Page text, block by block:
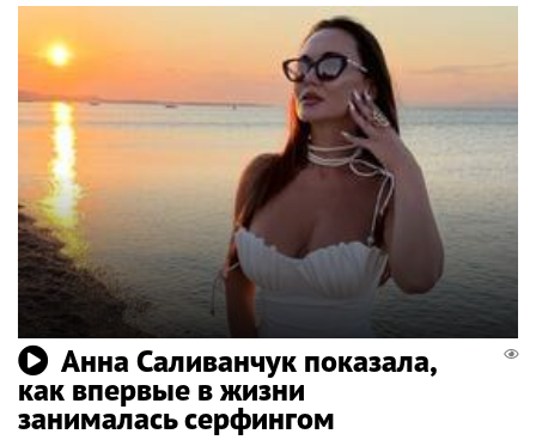
Анна Саливанчук показала,
как впервые в жизни
занималась серфингом